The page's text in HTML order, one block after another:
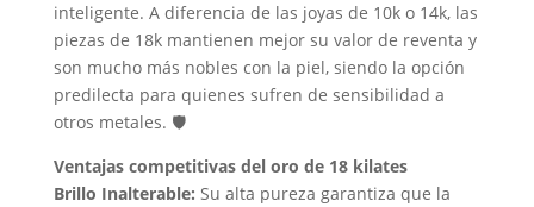
inteligente. A diferencia de las joyas de 10k o 14k, las
piezas de 18k mantienen mejor su valor de reventa y
son mucho más nobles con la piel, siendo la opción
predilecta para quienes sufren de sensibilidad a
otros metales. 🛡️
Ventajas competitivas del oro de 18 kilates
Brillo Inalterable: Su alta pureza garantiza que la